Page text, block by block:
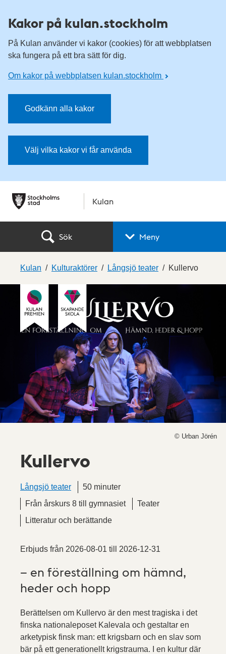
Kakor på kulan.stockholm
På Kulan använder vi kakor (cookies) för att webbplatsen
ska fungera på ett bra sätt för dig.
Om kakor på webbplatsen kulan.stockholm
Godkänn alla kakor
Välj vilka kakor vi får använda
Kulan
Sök Meny
Kulan Kulturaktörer Långsjö teater Kullervo
© Urban Jörén
Kullervo
Långsjö teater
50 minuter
Från årskurs 8 till gymnasiet
Teater
Litteratur och berättande
Erbjuds från 2026-08-01 till 2026-12-31
– en föreställning om hämnd,
heder och hopp
Berättelsen om Kullervo är den mest tragiska i det
finska nationaleposet Kalevala och gestaltar en
arketypisk finsk man: ett krigsbarn och en slav som
bär på ett generationellt krigstrauma. I en kultur där